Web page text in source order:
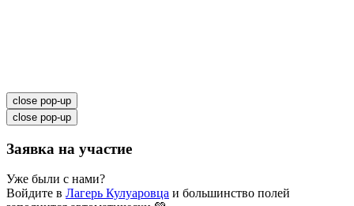
close pop-up
close pop-up
Заявка на участие
Уже были с нами?
Войдите в Лагерь Кулуаровца и большинство полей